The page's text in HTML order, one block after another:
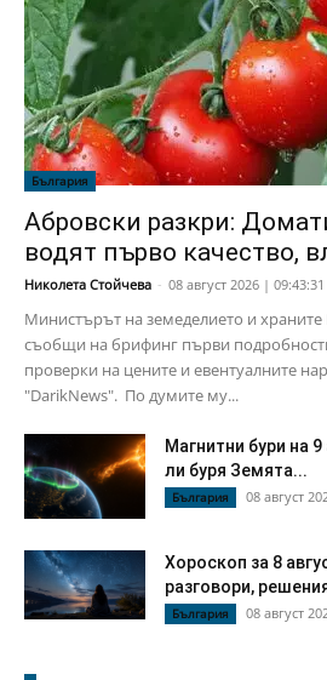
България
Абровски разкри:
водят първо качество,
Николета Стойчева - 08 август 2026 | 09:43:31
Министърът на земеделието и
съобщи на брифинг първи
проверки на цените и евентуалните
"DarikNews". По думите му...
Магнитни бури на
ли буря Земята...
България 08 август
Хороскоп за 8
разговори,
България 08 август